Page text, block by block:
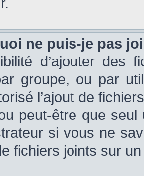
ne puis-je pas
d’ajouter des
groupe, ou par
l’ajout de
peut-être que
si vous ne
fichiers joints sur